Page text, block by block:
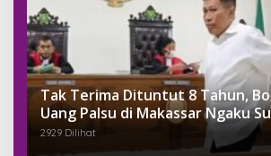
Tak Terima Dituntut 8 Tahun,
Uang Palsu di Makassar Ngaku
Jaksa Dengan Miliaran
2929 Dilihat